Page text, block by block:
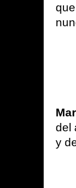
del
y